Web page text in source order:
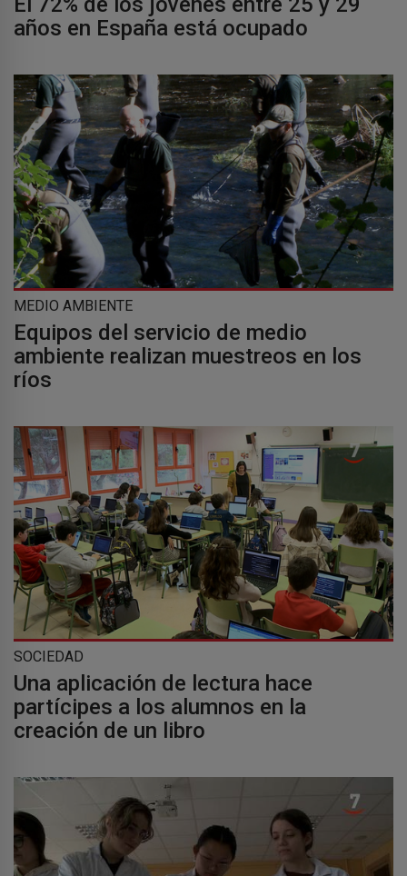
años en España está ocupado
MEDIO AMBIENTE
Equipos del servicio de medio
ambiente realizan muestreos en los
ríos
SOCIEDAD
Una aplicación de lectura hace
partícipes a los alumnos en la
creación de un libro